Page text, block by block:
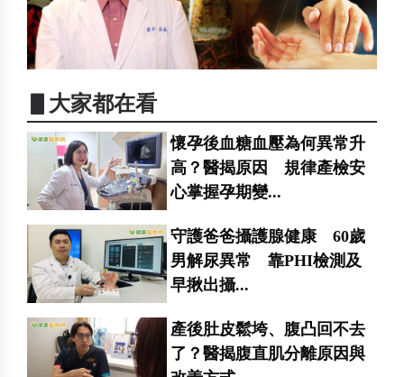
▋大家都在看
懷孕後血糖血壓為何異常升
高？醫揭原因 規律產檢安
心掌握孕期變...
守護爸爸攝護腺健康 60歲
男解尿異常 靠PHI檢測及
早揪出攝...
產後肚皮鬆垮、腹凸回不去
了？醫揭腹直肌分離原因與